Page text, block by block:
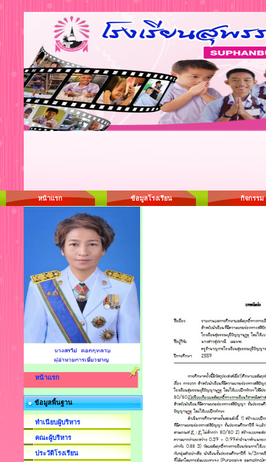
หน้าแรก ข้อมูลโรงเรียน กิจกรรม
หน้าแรก
ข้อมูลพื้นฐาน
ทำเนียบผู้บริหาร
คณะผู้บริหาร
ประวัติโรงเรียน